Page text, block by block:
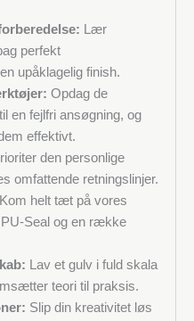
Lær
perfekt
upåklagelig finish.
Opdag de
en fejlfri ansøgning, og
effektivt.
den personlige
omfattende retningslinjer.
Kom helt tæt på vores
Seal og en række
Lav et gulv i fuld skala
teori til praksis.
Slip din kreativitet løs